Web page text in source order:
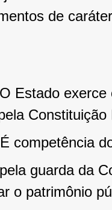
de
O Estado exerce
Constituição
É competência
guarda da
o patrimônio